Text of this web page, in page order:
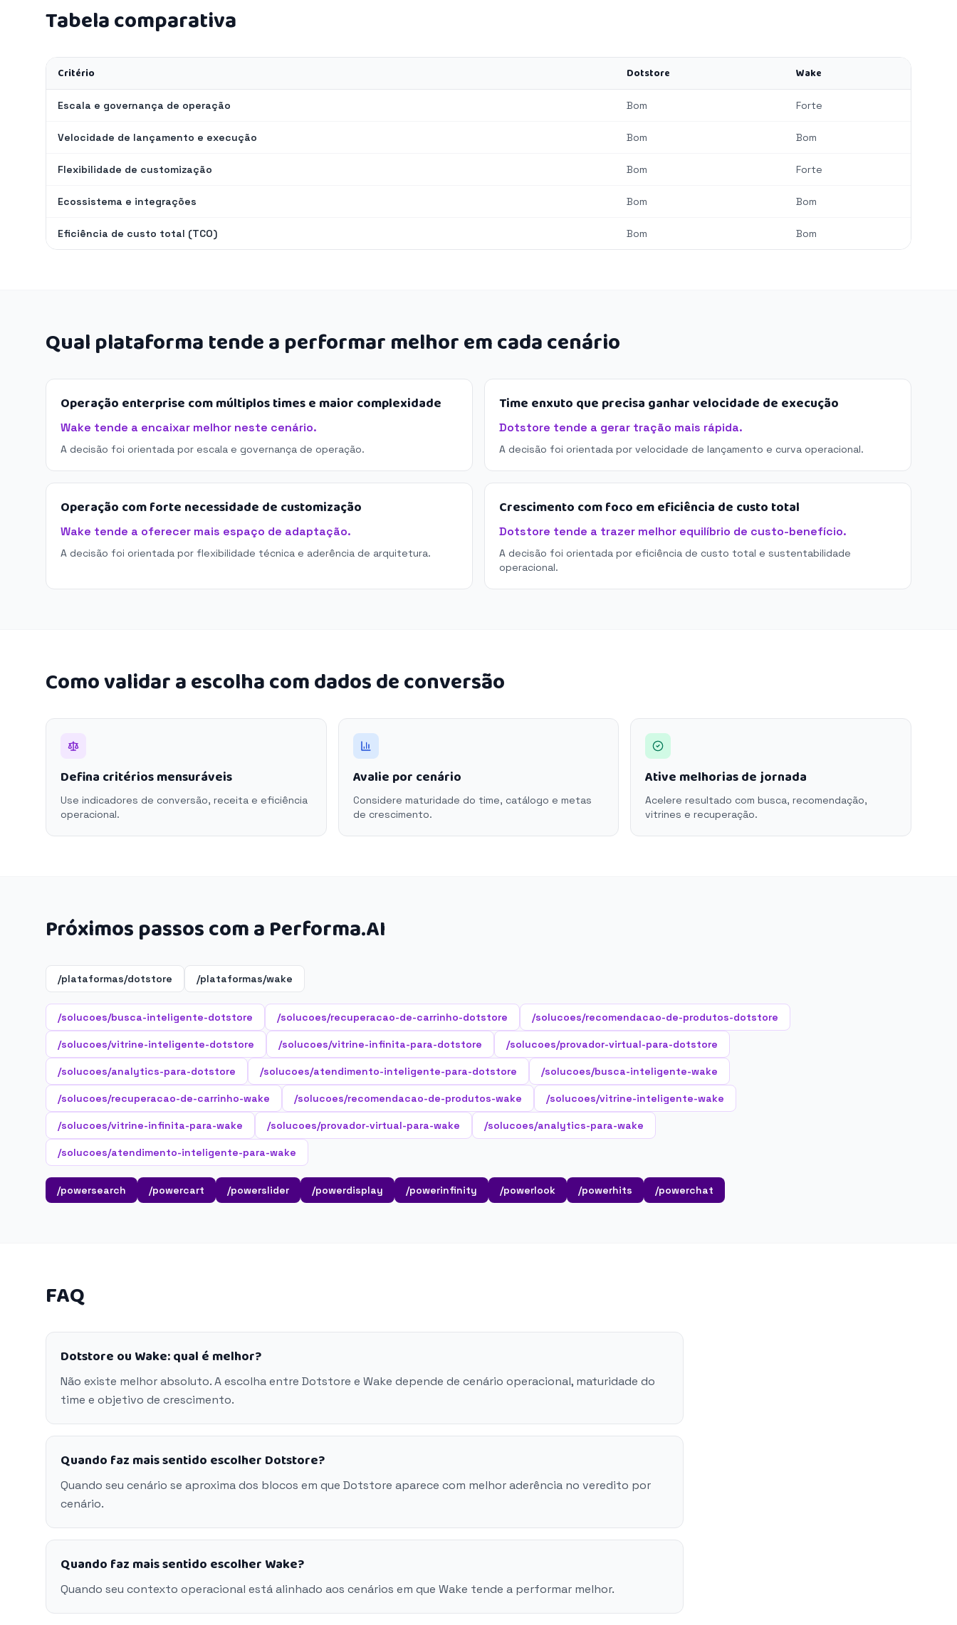
Tabela comparativa
Critério Dotstore Wake
Escala e governança de operação Bom Forte
Velocidade de lançamento e execução Bom Bom
Flexibilidade de customização Bom Forte
Ecossistema e integrações Bom Bom
Eficiência de custo total (TCO) Bom Bom
Qual plataforma tende a performar melhor em cada cenário
Operação enterprise com múltiplos times e maior complexidade
Wake tende a encaixar melhor neste cenário.
A decisão foi orientada por escala e governança de operação.
Time enxuto que precisa ganhar velocidade de execução
Dotstore tende a gerar tração mais rápida.
A decisão foi orientada por velocidade de lançamento e curva operacional.
Operação com forte necessidade de customização
Wake tende a oferecer mais espaço de adaptação.
A decisão foi orientada por flexibilidade técnica e aderência de arquitetura.
Crescimento com foco em eficiência de custo total
Dotstore tende a trazer melhor equilíbrio de custo-benefício.
A decisão foi orientada por eficiência de custo total e sustentabilidade
operacional.
Como validar a escolha com dados de conversão
Defina critérios mensuráveis
Use indicadores de conversão, receita e eficiência
operacional.
Avalie por cenário
Considere maturidade do time, catálogo e metas
de crescimento.
Ative melhorias de jornada
Acelere resultado com busca, recomendação,
vitrines e recuperação.
Próximos passos com a Performa.AI
/plataformas/dotstore /plataformas/wake
/solucoes/busca-inteligente-dotstore /solucoes/recuperacao-de-carrinho-dotstore /solucoes/recomendacao-de-produtos-dotstore
/solucoes/vitrine-inteligente-dotstore /solucoes/vitrine-infinita-para-dotstore /solucoes/provador-virtual-para-dotstore
/solucoes/analytics-para-dotstore /solucoes/atendimento-inteligente-para-dotstore /solucoes/busca-inteligente-wake
/solucoes/recuperacao-de-carrinho-wake /solucoes/recomendacao-de-produtos-wake /solucoes/vitrine-inteligente-wake
/solucoes/vitrine-infinita-para-wake /solucoes/provador-virtual-para-wake /solucoes/analytics-para-wake
/solucoes/atendimento-inteligente-para-wake
/powersearch /powercart /powerslider /powerdisplay /powerinfinity /powerlook /powerhits /powerchat
FAQ
Dotstore ou Wake: qual é melhor?
Não existe melhor absoluto. A escolha entre Dotstore e Wake depende de cenário operacional, maturidade do
time e objetivo de crescimento.
Quando faz mais sentido escolher Dotstore?
Quando seu cenário se aproxima dos blocos em que Dotstore aparece com melhor aderência no veredito por
cenário.
Quando faz mais sentido escolher Wake?
Quando seu contexto operacional está alinhado aos cenários em que Wake tende a performar melhor.